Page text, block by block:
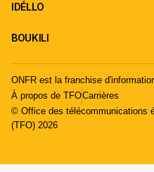
IDÉLLO
BOUKILI
ONFR est la franchise
À propos de TFOCarrières
© Office des télécommunications
(TFO) 2026